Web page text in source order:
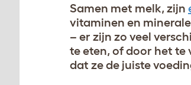
Samen met melk, zijn
vitaminen en
– er zijn zo veel
te eten, of door het te
dat ze de juiste